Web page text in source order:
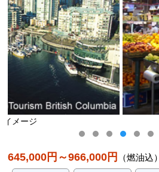
カナダのマーケ
645,000円～966,000円 （燃油込）